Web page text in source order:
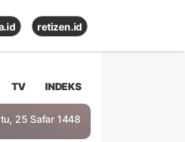
retizen.id
TV INDEKS
25 Safar 1448